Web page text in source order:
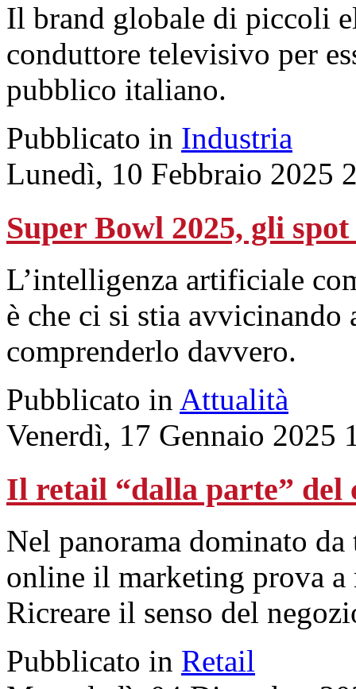
Il brand globale di piccoli
conduttore televisivo per
pubblico italiano.
Pubblicato in Industria
Lunedì, 10 Febbraio 2025
Super Bowl 2025, gli
L’intelligenza artificiale
è che ci si stia avvicinando
comprenderlo davvero.
Pubblicato in Attualità
Venerdì, 17 Gennaio 2025
Il retail “dalla parte” del
Nel panorama dominato
online il marketing prova a
Ricreare il senso del
Pubblicato in Retail